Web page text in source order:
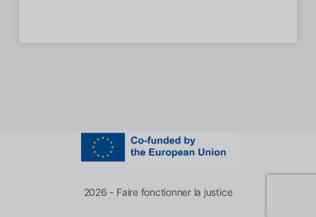
2026 - Faire fonctionner la justice